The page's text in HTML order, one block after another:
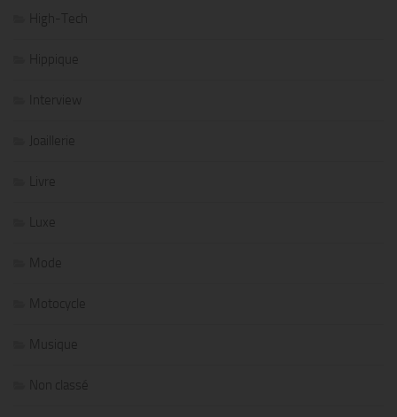
High-Tech
Hippique
Interview
Joaillerie
Livre
Luxe
Mode
Motocycle
Musique
Non classé